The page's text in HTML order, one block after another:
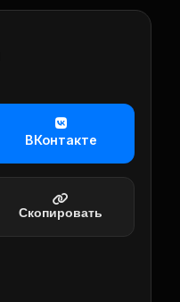
ВКонтакте
Скопировать